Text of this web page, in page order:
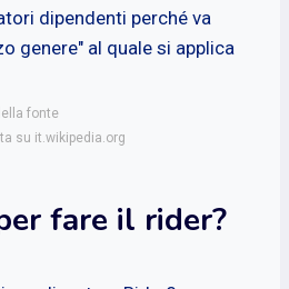
dipendenti perché va
genere" al quale si applica
fonte
su it.wikipedia.org
fare il rider?